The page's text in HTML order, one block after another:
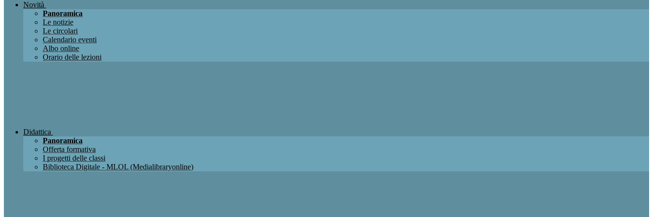
Novità
Panoramica
Le notizie
Le circolari
Calendario eventi
Albo online
Orario delle lezioni
Didattica
Panoramica
Offerta formativa
I progetti delle classi
Biblioteca Digitale - MLOL (Medialibraryonline)